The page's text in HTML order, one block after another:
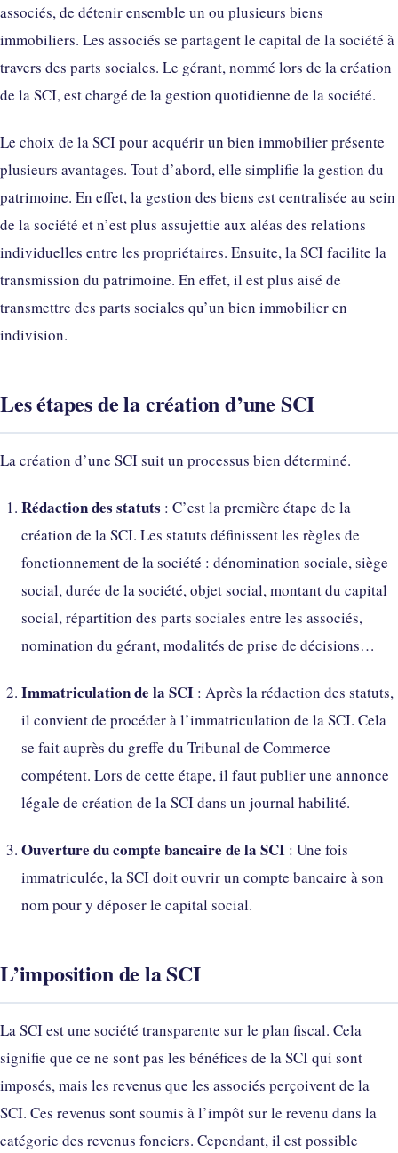
associés, de détenir ensemble un ou plusieurs biens
immobiliers. Les associés se partagent le capital de la société à
travers des parts sociales. Le gérant, nommé lors de la création
de la SCI, est chargé de la gestion quotidienne de la société.
Le choix de la SCI pour acquérir un bien immobilier présente
plusieurs avantages. Tout d’abord, elle simplifie la gestion du
patrimoine. En effet, la gestion des biens est centralisée au sein
de la société et n’est plus assujettie aux aléas des relations
individuelles entre les propriétaires. Ensuite, la SCI facilite la
transmission du patrimoine. En effet, il est plus aisé de
transmettre des parts sociales qu’un bien immobilier en
indivision.
Les étapes de la création d’une SCI
La création d’une SCI suit un processus bien déterminé.
Rédaction des statuts : C’est la première étape de la
création de la SCI. Les statuts définissent les règles de
fonctionnement de la société : dénomination sociale, siège
social, durée de la société, objet social, montant du capital
social, répartition des parts sociales entre les associés,
nomination du gérant, modalités de prise de décisions…
Immatriculation de la SCI : Après la rédaction des statuts,
il convient de procéder à l’immatriculation de la SCI. Cela
se fait auprès du greffe du Tribunal de Commerce
compétent. Lors de cette étape, il faut publier une annonce
légale de création de la SCI dans un journal habilité.
Ouverture du compte bancaire de la SCI : Une fois
immatriculée, la SCI doit ouvrir un compte bancaire à son
nom pour y déposer le capital social.
L’imposition de la SCI
La SCI est une société transparente sur le plan fiscal. Cela
signifie que ce ne sont pas les bénéfices de la SCI qui sont
imposés, mais les revenus que les associés perçoivent de la
SCI. Ces revenus sont soumis à l’impôt sur le revenu dans la
catégorie des revenus fonciers. Cependant, il est possible